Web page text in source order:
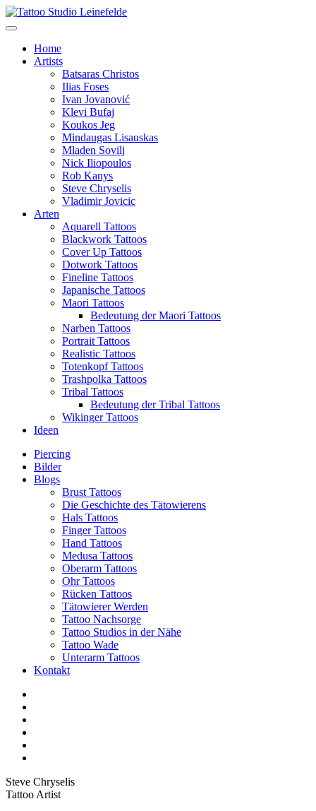
Home
Artists
Batsaras Christos
Ilias Foses
Ivan Jovanović
Klevi Bufaj
Koukos Jeg
Mindaugas Lisauskas
Mladen Sovilj
Nick Iliopoulos
Rob Kanys
Steve Chryselis
Vladimir Jovicic
Arten
Aquarell Tattoos
Blackwork Tattoos
Cover Up Tattoos
Dotwork Tattoos
Fineline Tattoos
Japanische Tattoos
Maori Tattoos
Bedeutung der Maori Tattoos
Narben Tattoos
Portrait Tattoos
Realistic Tattoos
Totenkopf Tattoos
Trashpolka Tattoos
Tribal Tattoos
Bedeutung der Tribal Tattoos
Wikinger Tattoos
Ideen
Piercing
Bilder
Blogs
Brust Tattoos
Die Geschichte des Tätowierens
Hals Tattoos
Finger Tattoos
Hand Tattoos
Medusa Tattoos
Oberarm Tattoos
Ohr Tattoos
Rücken Tattoos
Tätowierer Werden
Tattoo Nachsorge
Tattoo Studios in der Nähe
Tattoo Wade
Unterarm Tattoos
Kontakt
Steve Chryselis
Tattoo Artist